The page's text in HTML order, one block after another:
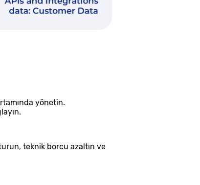
yönetin.
teknik borcu azaltın ve